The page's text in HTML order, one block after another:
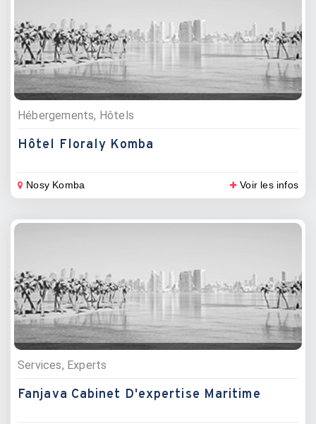
Hébergements, Hôtels
Hôtel Floraly Komba
Nosy Komba Voir les infos
Services, Experts
Fanjava Cabinet D'expertise Maritime